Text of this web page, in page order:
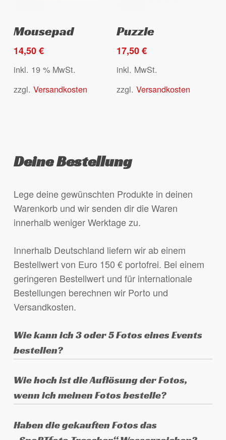
Mousepad
14,50€
inkl. 19 % MwSt.
zzgl. Versandkosten
Produkt
weist
Varianten
auf.
der
gewählt
werden
Puzzle
17,50€
inkl. MwSt.
zzgl.Versandkosten
Deine Bestellung
Lege deine gewünschten Produkte in deinen
Warenkorb und wir senden dir die Waren
innerhalb weniger Werktage zu.
Innerhalb Deutschland liefern wir ab einem
Bestellwert von Euro 150 € portofrei. Bei einem
geringeren Bestellwert und für internationale
Bestellungen berechnen wir Porto und
Versandkosten.
Wie kann ich 3 oder 5 Fotos eines Events
bestellen?
Lege eines der gewünschten Fotos in den
Warenkorb, wähle das Produkt aus (3 oder 5
Fotos eines Events) und schreibe die
anderen gewünschten Fotos in das Feld
„Anmerkungen zur Bestellung“ am Ende des
Wie hoch ist die Auflösung der Fotos,
wenn ich meinen Fotos bestelle?
Die Fotos sind in der Originalauflösung der
Haben die gekauften Fotos das